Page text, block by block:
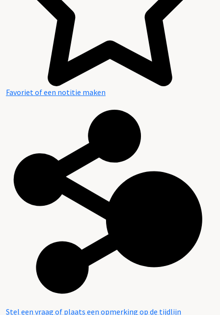
Favoriet of een notitie maken
Stel een vraag of plaats een opmerking op de tijdlijn